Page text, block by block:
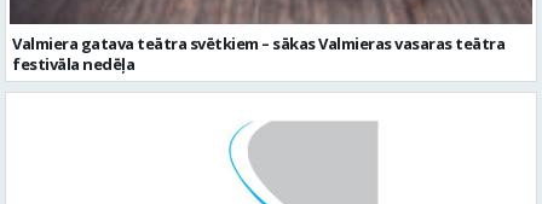
Valmiera gatava teātra svētkiem – sākas Valmieras vasaras teātra
festivāla nedēļa